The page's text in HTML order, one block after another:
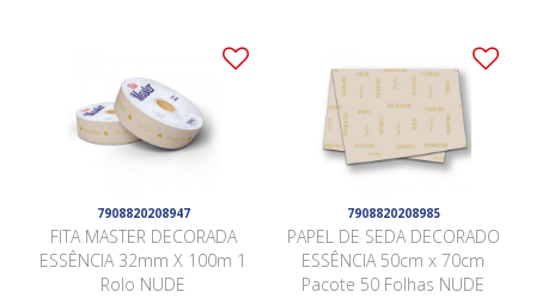
7908820208947
FITA MASTER DECORADA
ESSÊNCIA 32mm X 100m 1
Rolo NUDE
7908820208985
PAPEL DE SEDA DECORADO
ESSÊNCIA 50cm x 70cm
Pacote 50 Folhas NUDE